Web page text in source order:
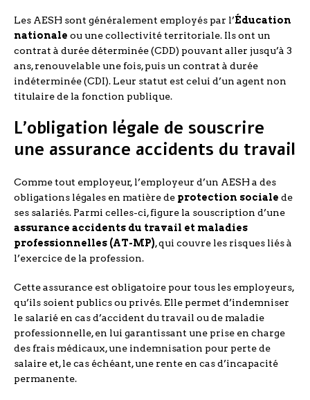
Les AESH sont généralement employés par l’Éducation
nationale ou une collectivité territoriale. Ils ont un
contrat à durée déterminée (CDD) pouvant aller jusqu’à 3
ans, renouvelable une fois, puis un contrat à durée
indéterminée (CDI). Leur statut est celui d’un agent non
titulaire de la fonction publique.
L’obligation légale de souscrire
une assurance accidents du travail
Comme tout employeur, l’employeur d’un AESH a des
obligations légales en matière de protection sociale de
ses salariés. Parmi celles-ci, figure la souscription d’une
assurance accidents du travail et maladies
professionnelles (AT-MP), qui couvre les risques liés à
l’exercice de la profession.
Cette assurance est obligatoire pour tous les employeurs,
qu’ils soient publics ou privés. Elle permet d’indemniser
le salarié en cas d’accident du travail ou de maladie
professionnelle, en lui garantissant une prise en charge
des frais médicaux, une indemnisation pour perte de
salaire et, le cas échéant, une rente en cas d’incapacité
permanente.